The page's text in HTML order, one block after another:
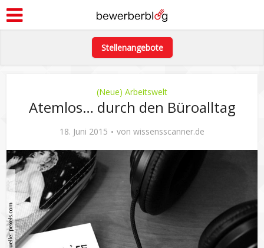
Stellenangebote
(Neue) Arbeitswelt
Atemlos… durch den Büroalltag
18. Juni 2015 von wissensscanner.de